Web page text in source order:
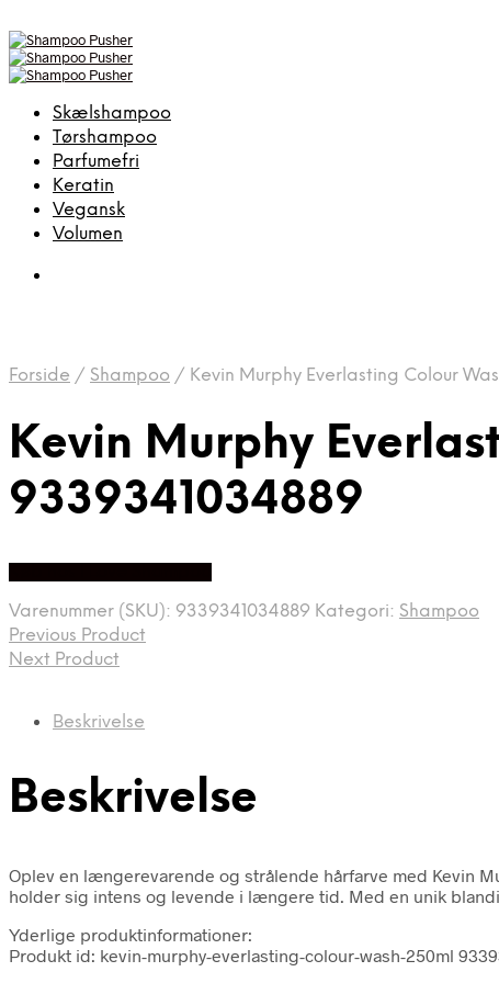
Skælshampoo
Tørshampoo
Parfumefri
Keratin
Vegansk
Volumen
Forside / Shampoo / Kevin Murphy Everlasting Colour
Kevin Murphy
9339341034889
Varenummer (SKU): 9339341034889 Kategori: Shampoo
Previous Product
Next Product
Beskrivelse
Beskrivelse
Oplev en længerevarende og strålende hårfarve med Kevin
holder sig intens og levende i længere tid. Med en unik
Yderlige produktinformationer:
Produkt id: kevin-murphy-everlasting-colour-wash-250ml